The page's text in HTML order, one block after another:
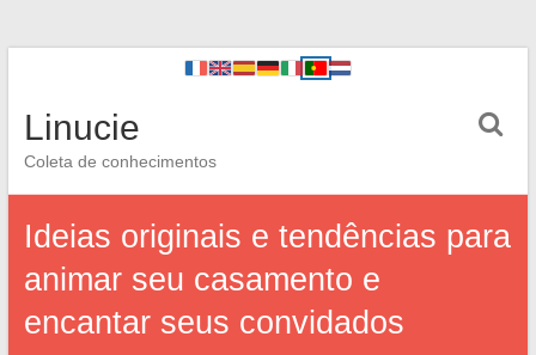
Linucie
Coleta de conhecimentos
Ideias originais e tendências para
animar seu casamento e
encantar seus convidados